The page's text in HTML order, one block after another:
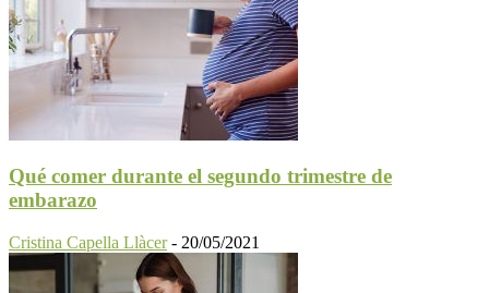
Qué comer durante el segundo trimestre de
embarazo
Cristina Capella Llàcer - 20/05/2021